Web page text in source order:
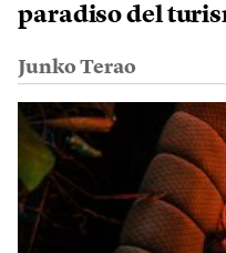
paradiso del
Junko Terao